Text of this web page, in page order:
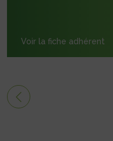
Voir la fiche adhérent